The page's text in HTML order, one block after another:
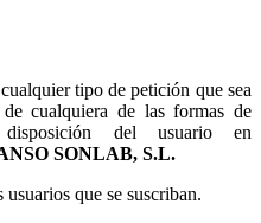
tipo de petición que sea
cualquiera de las formas de
del usuario en
SONLAB, S.L.
que se suscriban.